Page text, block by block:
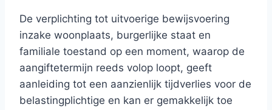
De verplichting tot uitvoerige bewijsvoering
inzake woonplaats, burgerlijke staat en
familiale toestand op een moment, waarop de
aangiftetermijn reeds volop loopt, geeft
aanleiding tot een aanzienlijk tijdverlies voor de
belastingplichtige en kan er gemakkelijk toe